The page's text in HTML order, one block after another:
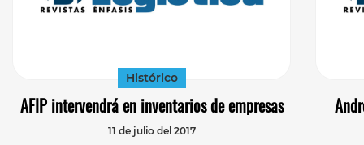
Histórico
AFIP intervendrá en inventarios de empresas
11 de julio del 2017